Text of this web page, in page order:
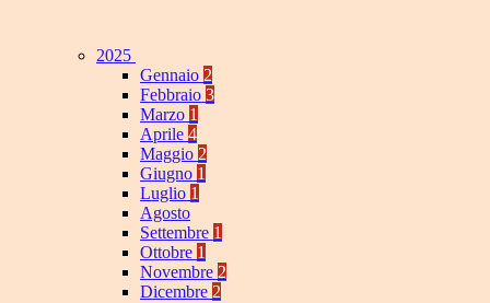
2025
Gennaio 2
Febbraio 3
Marzo 1
Aprile 4
Maggio 2
Giugno 1
Luglio 1
Agosto
Settembre 1
Ottobre 1
Novembre 2
Dicembre 2